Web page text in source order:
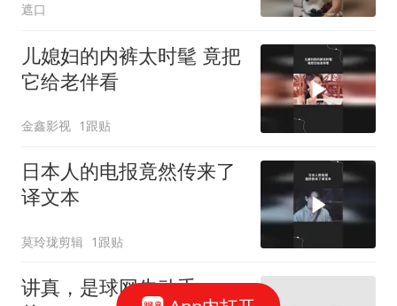
遮口
儿媳妇的内裤太时髦 竟把
它给老伴看
金鑫影视 1跟贴
日本人的电报竟然传来了
译文本
莫玲珑剪辑 1跟贴
讲真，是球网先动手